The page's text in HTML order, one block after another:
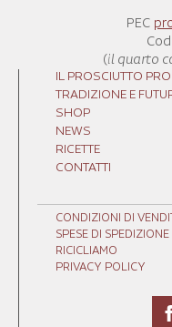
PEC
(il quarto
IL PROSCIUTTO
TRADIZIONE E
SHOP
NEWS
RICETTE
CONTATTI
CONDIZIONI DI
SPESE DI SPEDIZIONE
RICICLIAMO
PRIVACY POLICY